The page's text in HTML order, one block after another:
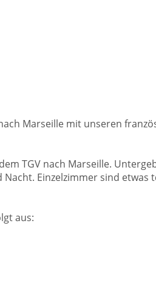
Marseille mit unseren
TGV nach Marseille.
Einzelzimmer sind etwas
aus: